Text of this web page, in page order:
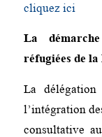
cliquez ici
La
réfugiées de
La
l’intégration
consultative